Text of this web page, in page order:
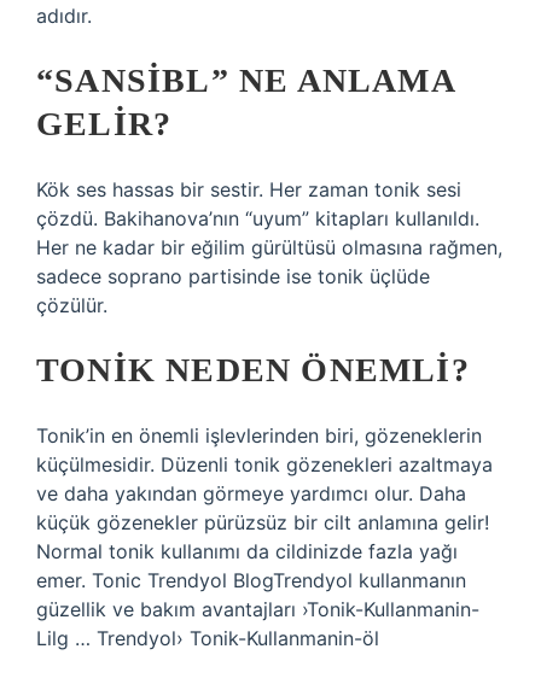
adıdır.
“SANSIBL” NE ANLAMA
GELIR?
Kök ses hassas bir sestir. Her zaman tonik sesi
çözdü. Bakihanova’nın “uyum” kitapları kullanıldı.
Her ne kadar bir eğilim gürültüsü olmasına rağmen,
sadece soprano partisinde ise tonik üçlüde
çözülür.
TONIK NEDEN ÖNEMLI?
Tonik’in en önemli işlevlerinden biri, gözeneklerin
küçülmesidir. Düzenli tonik gözenekleri azaltmaya
ve daha yakından görmeye yardımcı olur. Daha
küçük gözenekler pürüzsüz bir cilt anlamına gelir!
Normal tonik kullanımı da cildinizde fazla yağı
emer. Tonic Trendyol BlogTrendyol kullanmanın
güzellik ve bakım avantajları ›Tonik-Kullanmanin-
Lilg … Trendyol› Tonik-Kullanmanin-öl